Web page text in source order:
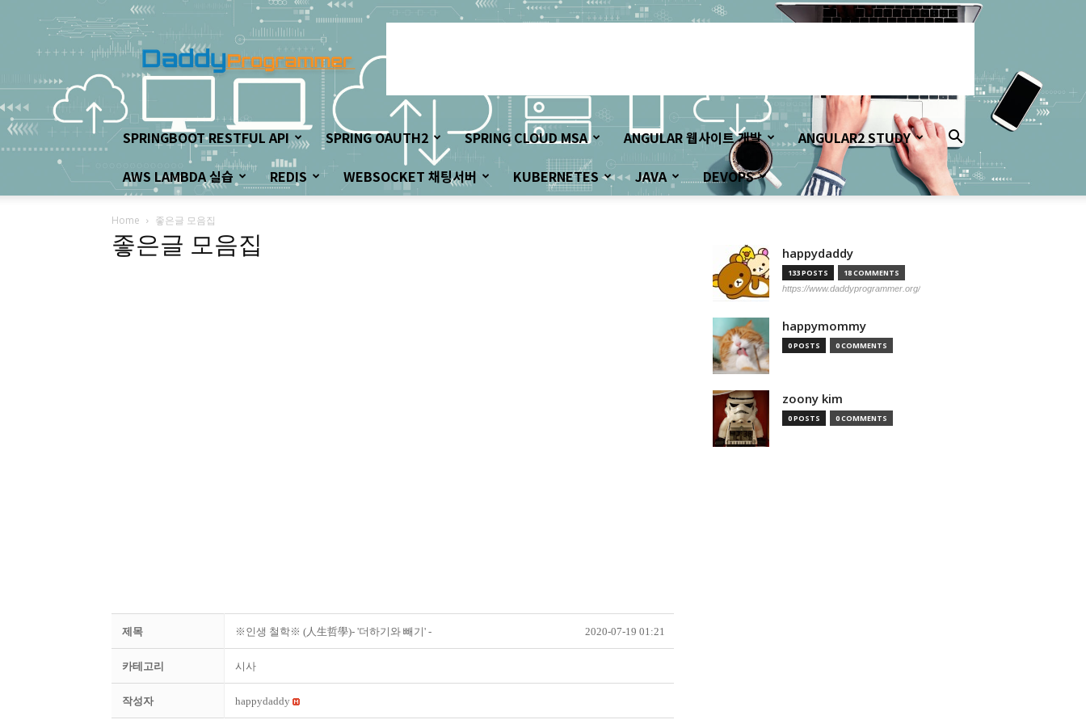
아
프
로
머
의
좌
충
우
개
발
SPRINGBOOT RESTFUL API SPRING OAUTH2 SPRING CLOUD MSA ANGULAR 웹사이트 개발
ANGULAR2 STUDY
AWS LAMBDA 실습
REDIS WEBSOCKET 채팅서버 KUBERNETES JAVA DEVOPS
Home 좋은글 모음집
좋은글 모음집
제목 ※인생 철학※ (人生哲學)- '더하기와 빼기' - 2020-07-19 01:21
카테고리 시사
작성자 happydaddy
happydaddy
133 POSTS 18 COMMENTS
https://www.daddyprogrammer.org/
happymommy
0 POSTS 0 COMMENTS
zoony kim
0 POSTS 0 COMMENTS